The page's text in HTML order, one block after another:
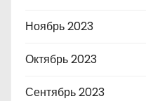
Ноябрь 2023
Октябрь 2023
Сентябрь 2023